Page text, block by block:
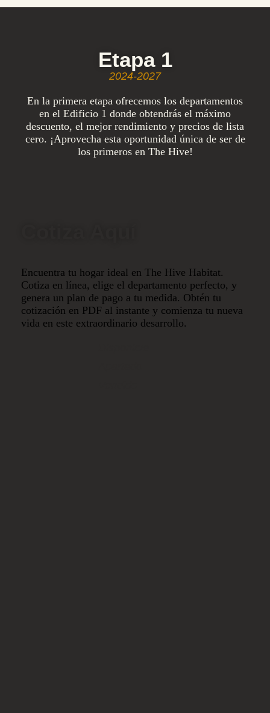
Etapa 1
2024-2027
En la primera etapa ofrecemos los departamentos
en el Edificio 1 donde obtendrás el máximo
descuento, el mejor rendimiento y precios de lista
cero. ¡Aprovecha esta oportunidad única de ser de
los primeros en The Hive!
Encuentra tu hogar ideal en The Hive Habitat.
Cotiza en línea, elige el departamento perfecto, y
genera un plan de pago a tu medida. Obtén tu
cotización en PDF al instante y comienza tu nueva
vida en este extraordinario desarrollo.